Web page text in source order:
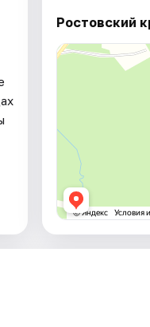
Ростовский